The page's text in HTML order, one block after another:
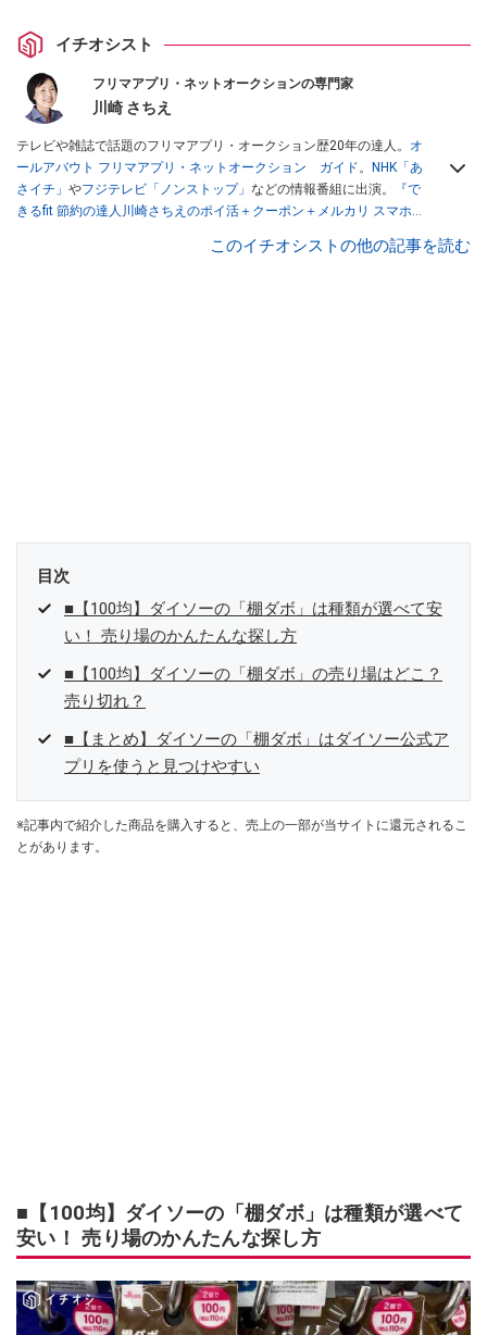
イチオシスト
フリマアプリ・ネットオークションの専門家
川崎 さちえ
テレビや雑誌で話題のフリマアプリ・オークション歴20年の達人。 オ
ールアバウト フリマアプリ・ネットオークション ガイド。
NHK「あ
さイチ」 やフジテレビ「ノンストップ」 などの情報番組に出演。
『で
きるfit 節約の達人川崎さちえのポイ活＋クーポン＋メルカリ スマホで
スマホ1つでスキマ時間に効率的に稼ぐ！』（翔泳社刊） ほか著書多
このイチオシストの他の記事を読む
目次
■【100均】ダイソーの「棚ダボ」は種類が選べて安
い！ 売り場のかんたんな探し方
■【100均】ダイソーの「棚ダボ」の売り場はどこ？
売り切れ？
■【まとめ】ダイソーの「棚ダボ」はダイソー公式ア
プリを使うと見つけやすい
※記事内で紹介した商品を購入すると、売上の一部が当サイトに還元されるこ
とがあります。
■【100均】ダイソーの「棚ダボ」は種類が選べて
安い！ 売り場のかんたんな探し方